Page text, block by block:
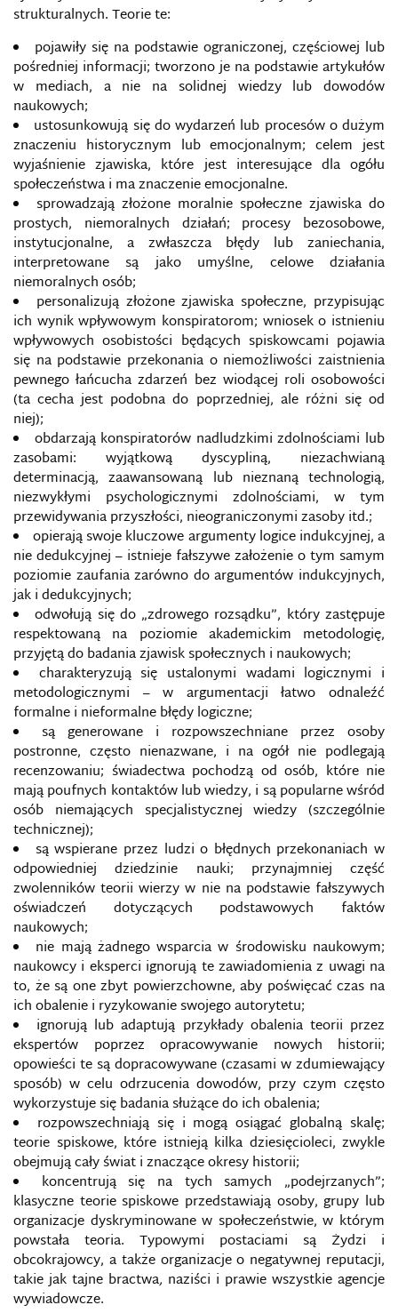
strukturalnych. Teorie te:
pojawiły się na podstawie ograniczonej, częściowej lub
pośredniej informacji; tworzono je na podstawie artykułów
w mediach, a nie na solidnej wiedzy lub dowodów
naukowych;
ustosunkowują się do wydarzeń lub procesów o dużym
znaczeniu historycznym lub emocjonalnym; celem jest
wyjaśnienie zjawiska, które jest interesujące dla ogółu
społeczeństwa i ma znaczenie emocjonalne.
sprowadzają złożone moralnie społeczne zjawiska do
prostych, niemoralnych działań; procesy bezosobowe,
instytucjonalne, a zwłaszcza błędy lub zaniechania,
interpretowane są jako umyślne, celowe działania
niemoralnych osób;
personalizują złożone zjawiska społeczne, przypisując
ich wynik wpływowym konspiratorom; wniosek o istnieniu
wpływowych osobistości będących spiskowcami pojawia
się na podstawie przekonania o niemożliwości zaistnienia
pewnego łańcucha zdarzeń bez wiodącej roli osobowości
(ta cecha jest podobna do poprzedniej, ale różni się od
niej);
obdarzają konspiratorów nadludzkimi zdolnościami lub
zasobami: wyjątkową dyscypliną, niezachwianą
determinacją, zaawansowaną lub nieznaną technologią,
niezwykłymi psychologicznymi zdolnościami, w tym
przewidywania przyszłości, nieograniczonymi zasoby itd.;
opierają swoje kluczowe argumenty logice indukcyjnej, a
nie dedukcyjnej – istnieje fałszywe założenie o tym samym
poziomie zaufania zarówno do argumentów indukcyjnych,
jak i dedukcyjnych;
odwołują się do „zdrowego rozsądku”, który zastępuje
respektowaną na poziomie akademickim metodologię,
przyjętą do badania zjawisk społecznych i naukowych;
charakteryzują się ustalonymi wadami logicznymi i
metodologicznymi – w argumentacji łatwo odnaleźć
formalne i nieformalne błędy logiczne;
są generowane i rozpowszechniane przez osoby
postronne, często nienazwane, i na ogół nie podlegają
recenzowaniu; świadectwa pochodzą od osób, które nie
mają poufnych kontaktów lub wiedzy, i są popularne wśród
osób niemających specjalistycznej wiedzy (szczególnie
technicznej);
są wspierane przez ludzi o błędnych przekonaniach w
odpowiedniej dziedzinie nauki; przynajmniej część
zwolenników teorii wierzy w nie na podstawie fałszywych
oświadczeń dotyczących podstawowych faktów
naukowych;
nie mają żadnego wsparcia w środowisku naukowym;
naukowcy i eksperci ignorują te zawiadomienia z uwagi na
to, że są one zbyt powierzchowne, aby poświęcać czas na
ich obalenie i ryzykowanie swojego autorytetu;
ignorują lub adaptują przykłady obalenia teorii przez
ekspertów poprzez opracowywanie nowych historii;
opowieści te są dopracowywane (czasami w zdumiewający
sposób) w celu odrzucenia dowodów, przy czym często
wykorzystuje się badania służące do ich obalenia;
rozpowszechniają się i mogą osiągać globalną skalę;
teorie spiskowe, które istnieją kilka dziesięcioleci, zwykle
obejmują cały świat i znaczące okresy historii;
koncentrują się na tych samych „podejrzanych”;
klasyczne teorie spiskowe przedstawiają osoby, grupy lub
organizacje dyskryminowane w społeczeństwie, w którym
powstała teoria. Typowymi postaciami są Żydzi i
obcokrajowcy, a także organizacje o negatywnej reputacji,
takie jak tajne bractwa, naziści i prawie wszystkie agencje
wywiadowcze.